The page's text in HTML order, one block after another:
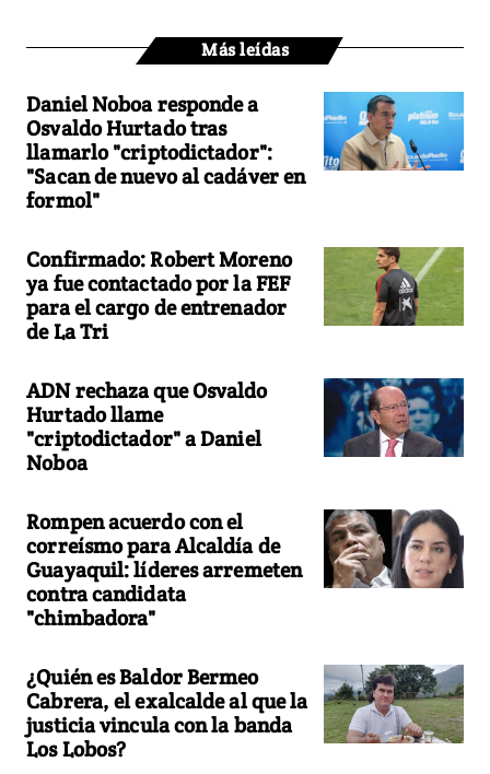
Más leídas
Daniel Noboa responde a
Osvaldo Hurtado tras
llamarlo "criptodictador":
"Sacan de nuevo al cadáver en
formol"
Confirmado: Robert Moreno
ya fue contactado por la FEF
para el cargo de entrenador
de La Tri
ADN rechaza que Osvaldo
Hurtado llame
"criptodictador" a Daniel
Noboa
Rompen acuerdo con el
correísmo para Alcaldía de
Guayaquil: líderes arremeten
contra candidata
"chimbadora"
¿Quién es Baldor Bermeo
Cabrera, el exalcalde al que la
justicia vincula con la banda
Los Lobos?